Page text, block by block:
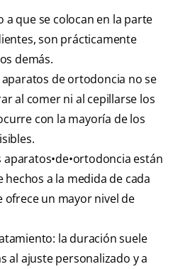
a que se colocan en la parte
son prácticamente
demás.
de ortodoncia no se
al comer ni al cepillarse los
con la mayoría de los
aparatos•de•ortodoncia están
a la medida de cada
ofrece un mayor nivel de
la duración suele
al ajuste personalizado y a